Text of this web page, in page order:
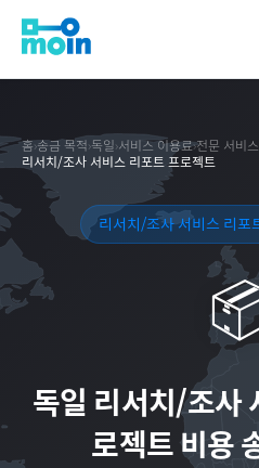
홈›송금 목적›독일›서비스 이용료›전문 서비스
리서치/조사 서비스 리포트 프로젝트
리서치/조사 서비스 리포
독일 리서치/조사
로젝트 비용